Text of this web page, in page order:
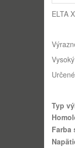
ELTA
Typ
Farba